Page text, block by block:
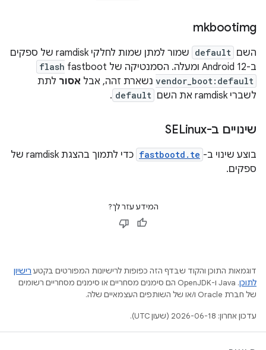
mkbootimg
השם default
שמור למתן שמות לחלקי ramdisk של ספקים
ב-Android 12 ומעלה. הסמנטיקה של fastboot
flash
vendor_boot:default נשארת זהה, אבל אסור לתת
לשברי ramdisk את השם
default
.
שינויים ב-SELinux
בוצע שינוי ב- fastbootd.te
כדי לתמוך בהצגת ramdisk של
ספקים.
המידע עזר לך?
דוגמאות התוכן והקוד שבדף הזה כפופות לרישיונות המפורטים בקטע רישיון
לתוכן
.‏ Java ו-OpenJDK הם סימנים מסחריים או סימנים מסחריים רשומים
של חברת Oracle ו/או של השותפים העצמאיים שלה.
עדכון אחרון: 2026-06-18 (שעון UTC).